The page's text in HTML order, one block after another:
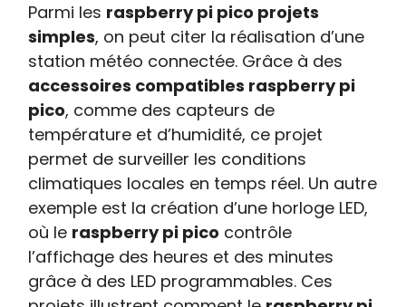
Parmi les raspberry pi pico projets
simples, on peut citer la réalisation d’une
station météo connectée. Grâce à des
accessoires compatibles raspberry pi
pico, comme des capteurs de
température et d’humidité, ce projet
permet de surveiller les conditions
climatiques locales en temps réel. Un autre
exemple est la création d’une horloge LED,
où le raspberry pi pico contrôle
l’affichage des heures et des minutes
grâce à des LED programmables. Ces